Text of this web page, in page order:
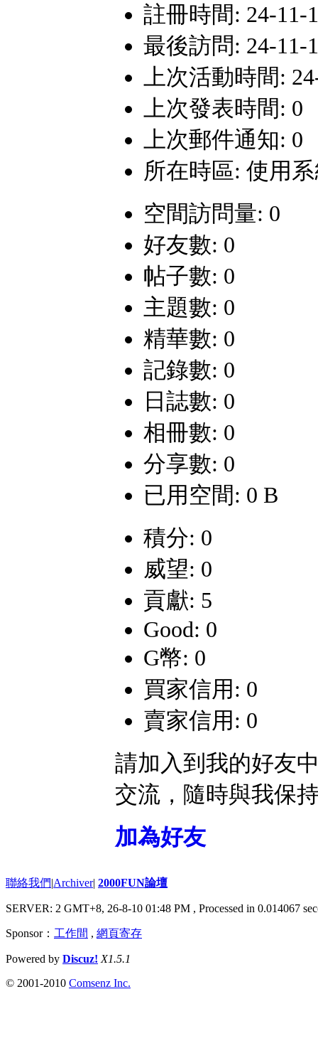
註冊時間: 24-11-
最後訪問: 24-11-
上次活動時間:
上次發表時間: 0
上次郵件通知: 0
所在時區: 使用
空間訪問量: 0
好友數: 0
帖子數: 0
主題數: 0
精華數: 0
記錄數: 0
日誌數: 0
相冊數: 0
分享數: 0
已用空間: 0 B
積分: 0
威望: 0
貢獻: 5
Good: 0
G幣: 0
買家信用: 0
賣家信用: 0
請加入到我的好友
交流，隨時與我保
加為好友
聯絡我們|Archiver| 2000FUN論壇
SERVER: 2 GMT+8, 26-8-10 01:48 PM , Processed in 0.014067
Sponsor： 工作間 , 網頁寄存
Powered by Discuz! X1.5.1
© 2001-2010 Comsenz Inc.